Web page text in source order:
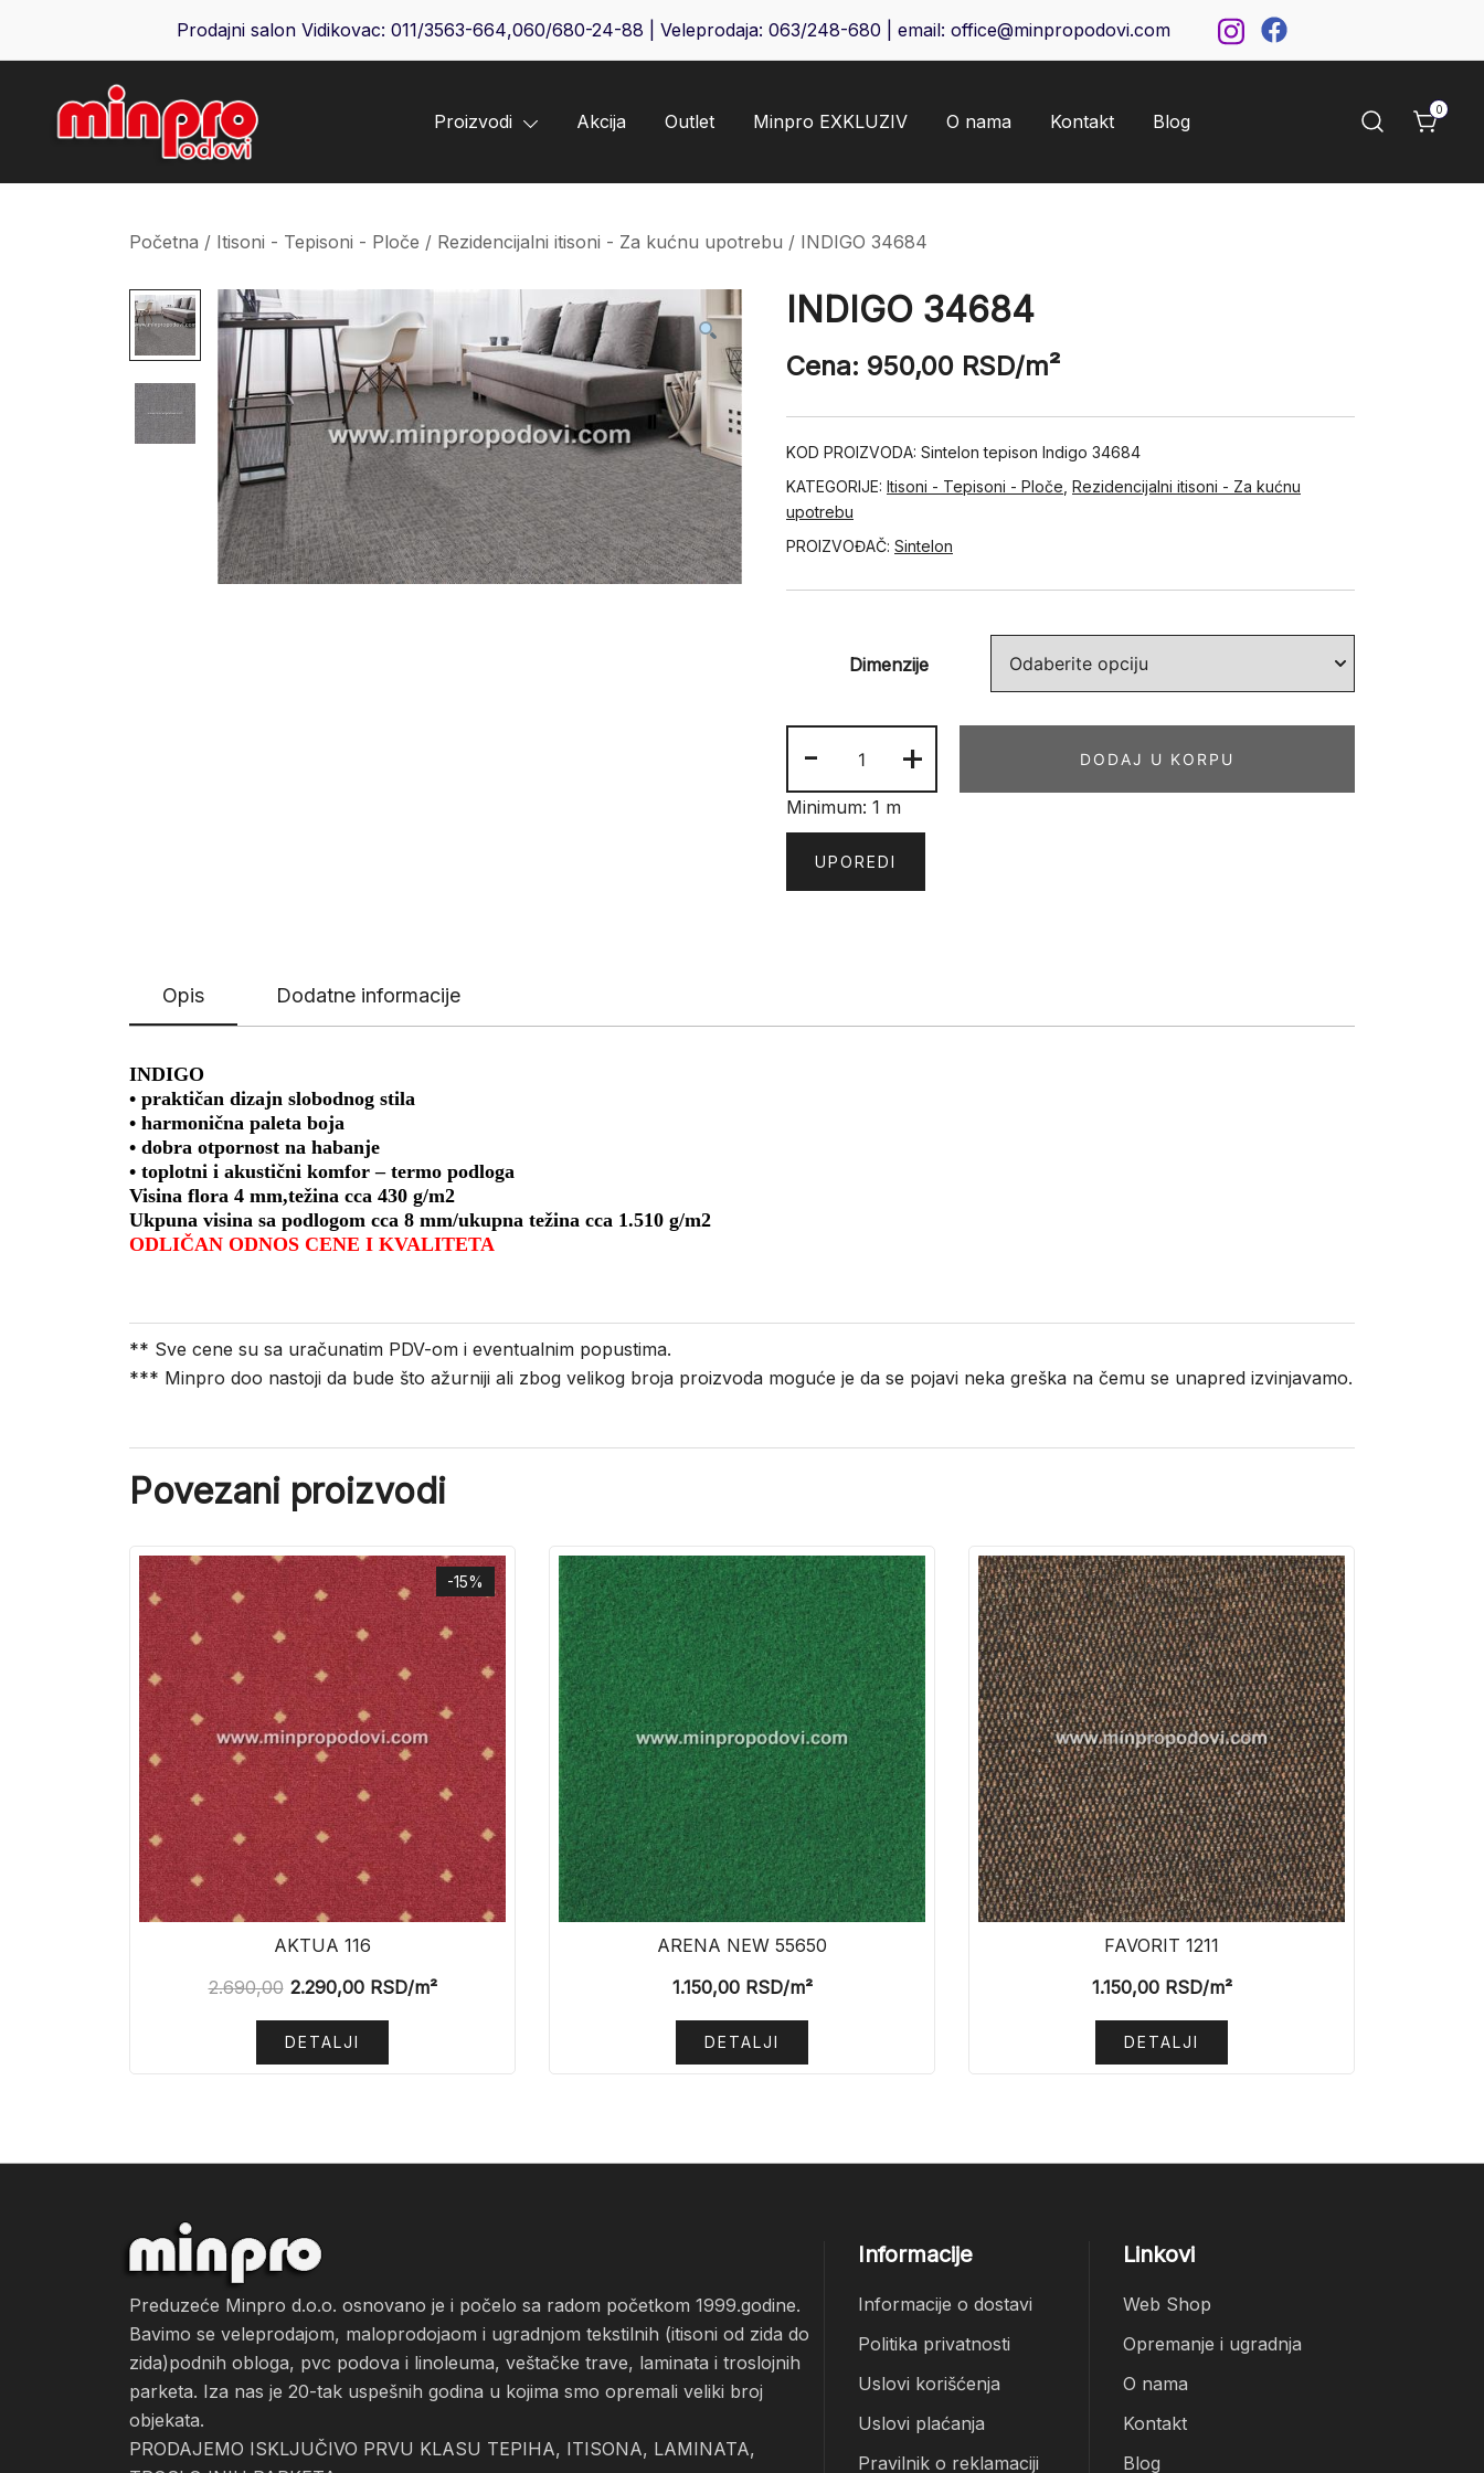
Prodajni salon Vidikovac: 011/3563-664,060/680-24-88 | Veleprodaja: 063/248-680 | email: office@minpropodovi.com
Minpro podovi
Proizvodi Akcija Outlet Minpro EXKLUZIV O nama Kontakt Blog
0
Početna / Itisoni - Tepisoni - Ploče / Rezidencijalni itisoni - Za kućnu upotrebu / INDIGO 34684
INDIGO 34684
Cena: 950,00 RSD/m²
KOD PROIZVODA: Sintelon tepison Indigo 34684
KATEGORIJE: Itisoni - Tepisoni - Ploče Rezidencijalni itisoni - Za kućnu
upotrebu
PROIZVOĐAČ: Sintelon
Dimenzije
-
34684
količina
+ DODAJ U KORPU
Minimum: 1 m
UPOREDI
Opis Dodatne informacije
INDIGO
• praktičan dizajn slobodnog stila
• harmonična paleta boja
• dobra otpornost na habanje
• toplotni i akustični komfor – termo podloga
Visina flora 4 mm,težina cca 430 g/m2
Ukpuna visina sa podlogom cca 8 mm/ukupna težina cca 1.510 g/m2
ODLIČAN ODNOS CENE I KVALITETA
** Sve cene su sa uračunatim PDV-om i eventualnim popustima.
*** Minpro doo nastoji da bude što ažurniji ali zbog velikog broja proizvoda moguće je da se pojavi neka greška na čemu se unapred izvinjavamo.
Povezani proizvodi
-15%
AKTUA 116
2.690,00 2.290,00RSD/m²
DETALJI
ARENA NEW 55650
1.150,00RSD/m²
DETALJI
FAVORIT 1211
1.150,00RSD/m²
DETALJI
Preduzeće Minpro d.o.o. osnovano je i počelo sa radom početkom 1999.godine.
Bavimo se veleprodajom, maloprodojaom i ugradnjom tekstilnih (itisoni od zida do
zida)podnih obloga, pvc podova i linoleuma, veštačke trave, laminata i troslojnih
parketa. Iza nas je 20-tak uspešnih godina u kojima smo opremali veliki broj
objekata.
PRODAJEMO ISKLJUČIVO PRVU KLASU TEPIHA, ITISONA, LAMINATA,
Informacije
Informacije o dostavi
Politika privatnosti
Uslovi korišćenja
Uslovi plaćanja
Pravilnik o reklamaciji
Linkovi
Web Shop
Opremanje i ugradnja
O nama
Kontakt
Blog